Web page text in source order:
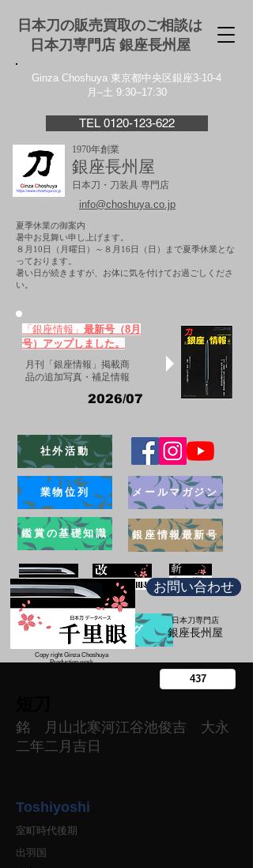
日本刀の販売買取のご相談は
日本刀専門店 銀座⻑州屋
Ginza Choshuya 東京都中央区銀座3-10-4
月–土 9:30–17:30
TEL 0120-123-622
1970年創業
銀座長州屋
日本刀・刀装具 専門店
info@choshuya.co.jp
夏季休業の御案内
暑中お見舞い申し上げます。
８月10日（月曜日）～８月16日（日）まで夏季休業とな
っております。
​暑い日が続きますが、お体に気を付けてお過ごしくださ
い。
「銀座情報」 最新号（8月
号）アップしました。
月刊「銀座情報」掲載商
品の追加写真・補足情報
2026/07
社外活動
業物位列
鑑賞の基礎知識
メールマガジン
銀座情報最新号
ブログ
お問い合わせ
日本刀専門店
​銀座長州屋
Copy right Ginza Choshuya
Production work
銘 月山北寒河江谷池俊吉 大永
二年二月吉日
Toshiyoshi
室町時代後期
出羽国